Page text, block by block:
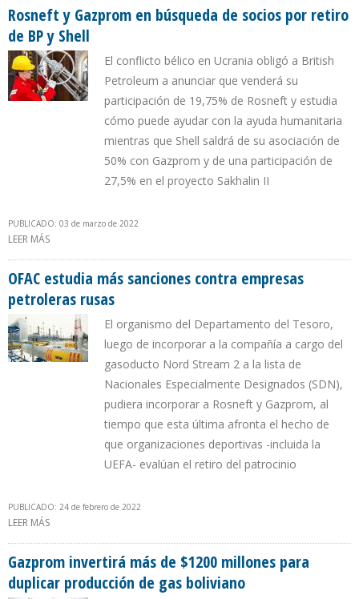
Rosneft y Gazprom en búsqueda de socios por retiro
de BP y Shell
El conflicto bélico en Ucrania obligó a British
Petroleum a anunciar que venderá su
participación de 19,75% de Rosneft y estudia
cómo puede ayudar con la ayuda humanitaria
mientras que Shell saldrá de su asociación de
50% con Gazprom y de una participación de
27,5% en el proyecto Sakhalin II
PUBLICADO: 03 de marzo de 2022
LEER MÁS
OFAC estudia más sanciones contra empresas
petroleras rusas
El organismo del Departamento del Tesoro,
luego de incorporar a la compañía a cargo del
gasoducto Nord Stream 2 a la lista de
Nacionales Especialmente Designados (SDN),
pudiera incorporar a Rosneft y Gazprom, al
tiempo que esta última afronta el hecho de
que organizaciones deportivas -incluida la
UEFA- evalúan el retiro del patrocinio
PUBLICADO: 24 de febrero de 2022
LEER MÁS
Gazprom invertirá más de $1200 millones para
duplicar producción de gas boliviano